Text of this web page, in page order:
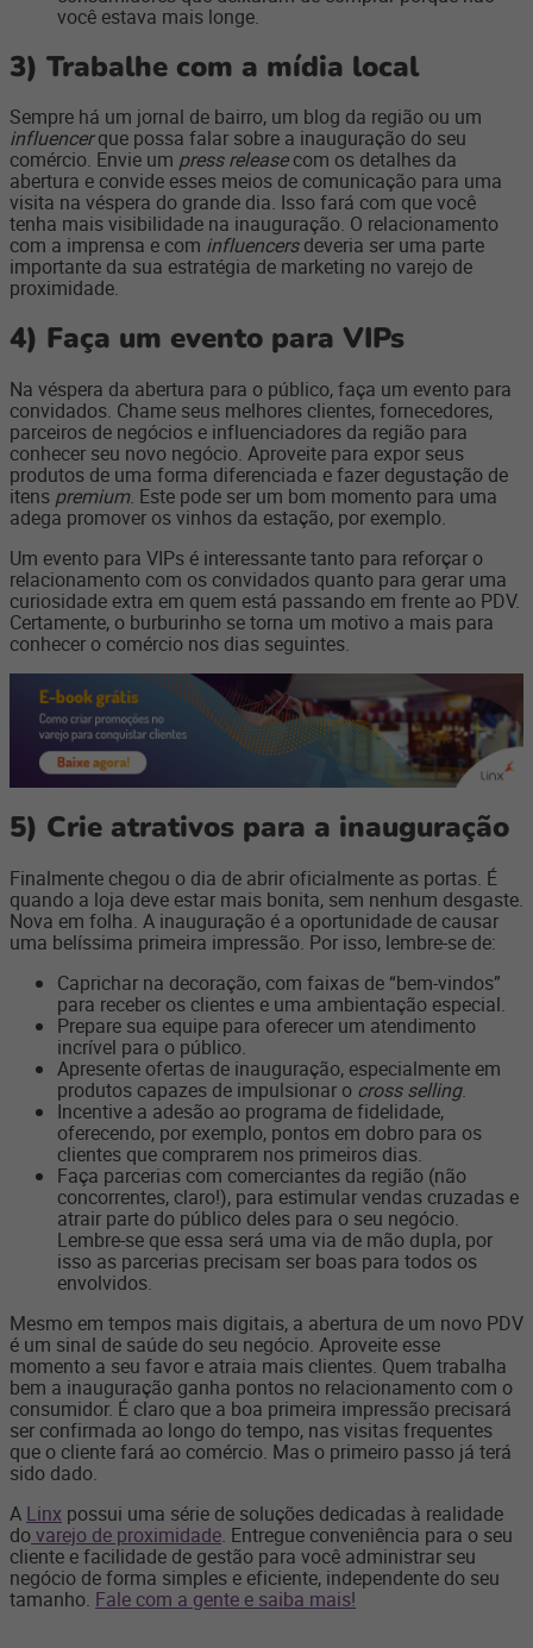
você estava mais longe.
3) Trabalhe com a mídia local
Sempre há um jornal de bairro, um blog da região ou um
influencerque possa falar sobre a inauguração do seu
comércio. Envie um press releasecom os detalhes da
abertura e convide esses meios de comunicação para uma
visita na véspera do grande dia. Isso fará com que você
tenha mais visibilidade na inauguração. O relacionamento
com a imprensa e com influencersdeveria ser uma parte
importante da sua estratégia de marketing no varejo de
proximidade.
4) Faça um evento para VIPs
Na véspera da abertura para o público, faça um evento para
convidados. Chame seus melhores clientes, fornecedores,
parceiros de negócios e influenciadores da região para
conhecer seu novo negócio. Aproveite para expor seus
produtos de uma forma diferenciada e fazer degustação de
itens premium. Este pode ser um bom momento para uma
adega promover os vinhos da estação, por exemplo.
Um evento para VIPs é interessante tanto para reforçar o
relacionamento com os convidados quanto para gerar uma
curiosidade extra em quem está passando em frente ao PDV.
Certamente, o burburinho se torna um motivo a mais para
conhecer o comércio nos dias seguintes.
5) Crie atrativos para a inauguração
Finalmente chegou o dia de abrir oficialmente as portas. É
quando a loja deve estar mais bonita, sem nenhum desgaste.
Nova em folha. A inauguração é a oportunidade de causar
uma belíssima primeira impressão. Por isso, lembre-se de:
Caprichar na decoração, com faixas de “bem-vindos”
para receber os clientes e uma ambientação especial.
Prepare sua equipe para oferecer um atendimento
incrível para o público.
Apresente ofertas de inauguração, especialmente em
produtos capazes de impulsionar o cross selling.
Incentive a adesão ao programa de fidelidade,
oferecendo, por exemplo, pontos em dobro para os
clientes que comprarem nos primeiros dias.
Faça parcerias com comerciantes da região (não
concorrentes, claro!), para estimular vendas cruzadas e
atrair parte do público deles para o seu negócio.
Lembre-se que essa será uma via de mão dupla, por
isso as parcerias precisam ser boas para todos os
envolvidos.
Mesmo em tempos mais digitais, a abertura de um novo PDV
é um sinal de saúde do seu negócio. Aproveite esse
momento a seu favor e atraia mais clientes. Quem trabalha
bem a inauguração ganha pontos no relacionamento com o
consumidor. É claro que a boa primeira impressão precisará
ser confirmada ao longo do tempo, nas visitas frequentes
que o cliente fará ao comércio. Mas o primeiro passo já terá
sido dado.
A Linx possui uma série de soluções dedicadas à realidade
dovarejo de proximidade. Entregue conveniência para o seu
cliente e facilidade de gestão para você administrar seu
negócio de forma simples e eficiente, independente do seu
tamanho. Fale com a gente e saiba mais!